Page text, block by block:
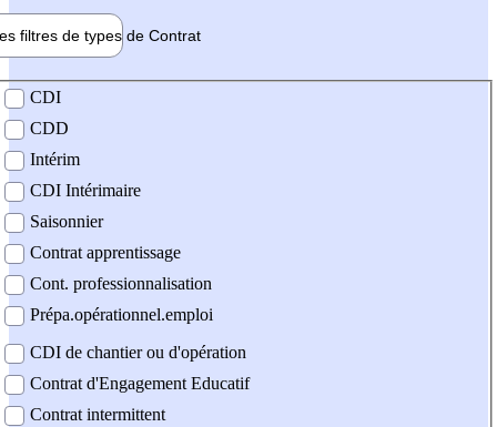
filtres de types de Contrat
contrat
CDI
CDD
Intérim
CDI Intérimaire
Saisonnier
Contrat apprentissage
Cont. professionnalisation
Prépa.opérationnel.emploi
CDI de chantier ou d'opération
Contrat d'Engagement Educatif
Contrat intermittent